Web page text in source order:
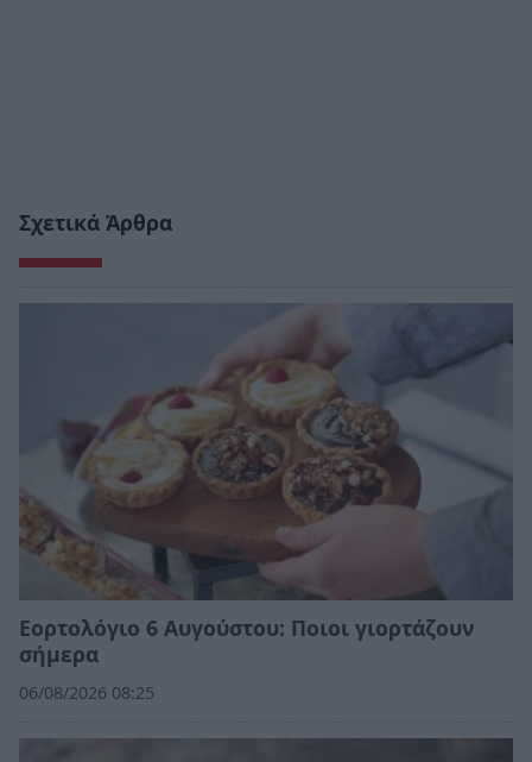
Σχετικά Άρθρα
Εορτολόγιο 6 Αυγούστου: Ποιοι γιορτάζουν
σήμερα
06/08/2026 08:25